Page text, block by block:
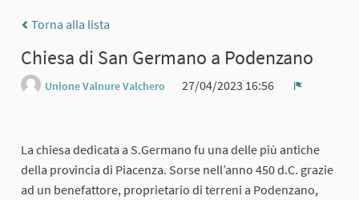
Torna alla lista
Chiesa di San Germano a Podenzano
Unione Valnure Valchero
27/04/2023 16:56
La chiesa dedicata a S.Germano fu una delle più antiche
della provincia di Piacenza. Sorse nell’anno 450 d.C. grazie
ad un benefattore, proprietario di terreni a Podenzano,